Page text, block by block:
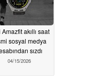
akıllı saat
sosyal medya
sızdı
04/15/2026